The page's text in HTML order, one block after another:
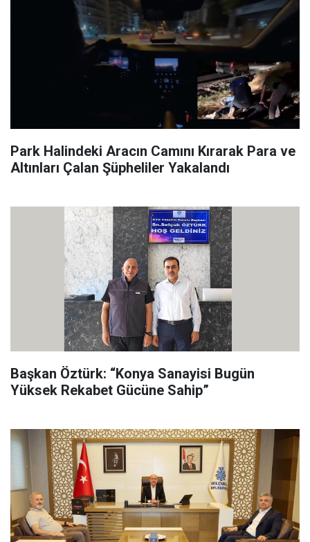
Park Halindeki Aracın Camını Kırarak Para ve
Altınları Çalan Şüpheliler Yakalandı
Başkan Öztürk: “Konya Sanayisi Bugün
Yüksek Rekabet Gücüne Sahip”